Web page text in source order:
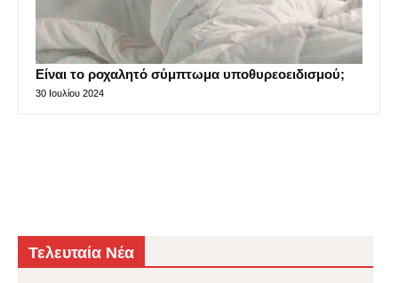
Είναι το ροχαλητό σύμπτωμα υποθυρεοειδισμού;
30 Ιουλίου 2024
Τελευταία Νέα